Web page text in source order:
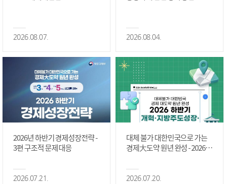
2026.08.07. 2026.08.04.
2026년 하반기 경제성장전략 -
3편 구조적 문제 대응
2026.07.21.
대체 불가 대한민국으로 가는
경제大도약 원년 완성 - 2026 하
정상화 #2편
2026.07.20.